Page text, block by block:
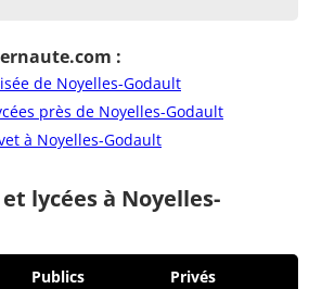
:
de Noyelles-Godault
près de Noyelles-Godault
à Noyelles-Godault
lycées à Noyelles-
Publics Privés